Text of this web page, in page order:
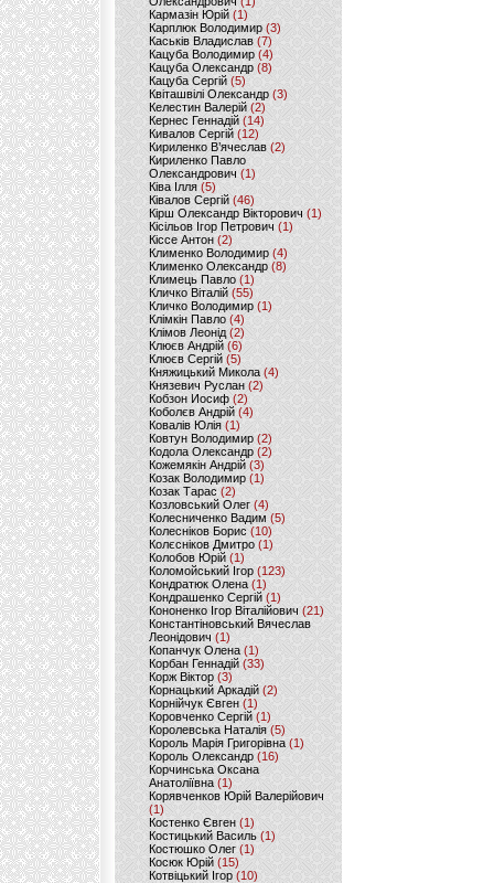
Кармазін Юрій(1)
Карплюк Володимир(3)
Каськів Владислав (7)
Кацуба Володимир (4)
Кацуба Олександр (8)
Кацуба Сергій (5)
Квіташвілі Олександр(3)
Келестин Валерій(2)
Кернес Геннадій (14)
Кивалов Сергій (12)
Кириленко В’ячеслав (2)
Кириленко Павло
Олександрович (1)
Ківа Ілля (5)
Ківалов Сергій(46)
Кірш Олександр Вікторович (1)
Кісільов Ігор Петрович (1)
Кіссе Антон (2)
Клименко Володимир(4)
Клименко Олександр (8)
Климець Павло (1)
Кличко Віталій(55)
Кличко Володимир (1)
Клімкін Павло (4)
Клімов Леонід(2)
Клюєв Андрій(6)
Клюєв Сергій (5)
Княжицький Микола(4)
Князевич Руслан (2)
Кобзон Иосиф(2)
Коболєв Андрій (4)
Ковалів Юлія(1)
Ковтун Володимир (2)
Кодола Олександр (2)
Кожемякін Андрій (3)
Козак Володимир (1)
Козак Тарас (2)
Козловський Олег(4)
Колесниченко Вадим (5)
Колесніков Борис (10)
Колєсніков Дмитро (1)
Колобов Юрій (1)
Коломойський Ігор (123)
Кондратюк Олена(1)
Кондрашенко Сергій (1)
Кононенко Ігор Віталійович (21)
Константіновський Вячеслав
Леонідович (1)
Копанчук Олена (1)
Корбан Геннадій (33)
Корж Віктор (3)
Корнацький Аркадій (2)
Корнійчук Євген (1)
Коровченко Сергій (1)
Королевська Наталія(5)
Король Марія Григорівна (1)
Король Олександр (16)
Корчинська Оксана
Анатоліївна (1)
Корявченков Юрій Валерійович
(1)
Костенко Євген (1)
Костицький Василь (1)
Костюшко Олег (1)
Косюк Юрій (15)
Котвіцький Ігор (10)